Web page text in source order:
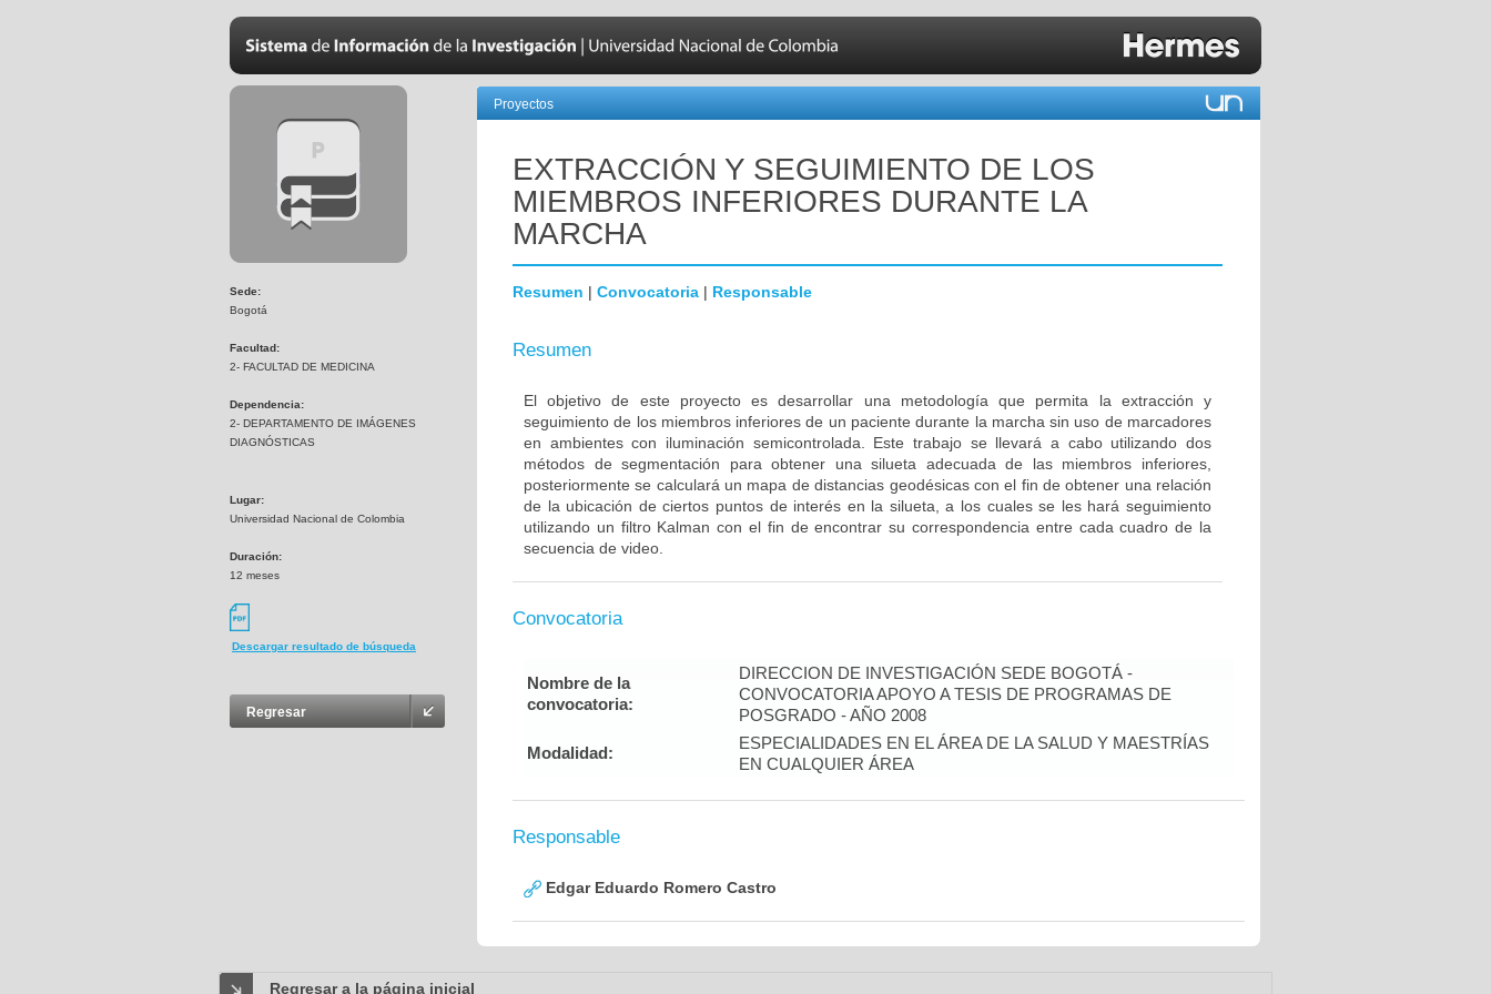
Sede:
Bogotá
Facultad:
2- FACULTAD DE MEDICINA
Dependencia:
2- DEPARTAMENTO DE IMÁGENES
DIAGNÓSTICAS
Lugar:
Universidad Nacional de Colombia
Duración:
12 meses
Descargar resultado de búsqueda
Regresar
Proyectos
EXTRACCIÓN Y SEGUIMIENTO DE LOS
MIEMBROS INFERIORES DURANTE LA
MARCHA
Resumen | Convocatoria | Responsable
Resumen
El objetivo de este proyecto es desarrollar una metodología que permita la extracción y
seguimiento de los miembros inferiores de un paciente durante la marcha sin uso de marcadores
en ambientes con iluminación semicontrolada. Este trabajo se llevará a cabo utilizando dos
métodos de segmentación para obtener una silueta adecuada de las miembros inferiores,
posteriormente se calculará un mapa de distancias geodésicas con el fin de obtener una relación
de la ubicación de ciertos puntos de interés en la silueta, a los cuales se les hará seguimiento
utilizando un filtro Kalman con el fin de encontrar su correspondencia entre cada cuadro de la
secuencia de video.
Convocatoria
Nombre de la
convocatoria:
DIRECCION DE INVESTIGACIÓN SEDE BOGOTÁ -
CONVOCATORIA APOYO A TESIS DE PROGRAMAS DE
POSGRADO - AÑO 2008
Modalidad:
ESPECIALIDADES EN EL ÁREA DE LA SALUD Y MAESTRÍAS
EN CUALQUIER ÁREA
Responsable
Edgar Eduardo Romero Castro
Regresar a la página inicial